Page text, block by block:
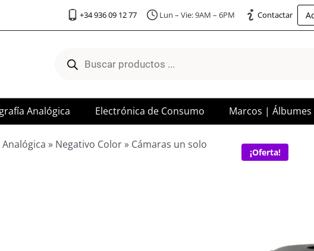
+34 936 09 12 77 Lun – Vie: 9AM – 6PM Contactar
productos
Analógica Electrónica de Consumo Marcos | Álbumes
» Negativo Color» Cámaras un solo
¡Oferta!